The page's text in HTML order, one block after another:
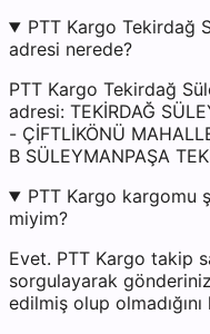
PTT Kargo Tekirdağ
adresi nerede?
PTT Kargo Tekirdağ
adresi: TEKİRDAĞ
- ÇİFTLİKÖNÜ
B SÜLEYMANPAŞA
PTT Kargo kargomu
miyim?
Evet. PTT Kargo takip
sorgulayarak
edilmiş olup